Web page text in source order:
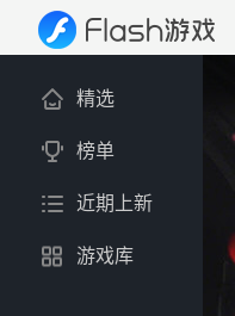
精选
榜单
近期上新
游戏库